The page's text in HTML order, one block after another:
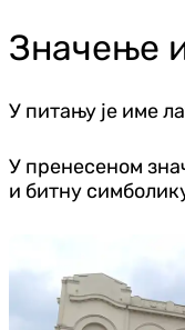
Значење
У питању је име
У пренесеном
и битну